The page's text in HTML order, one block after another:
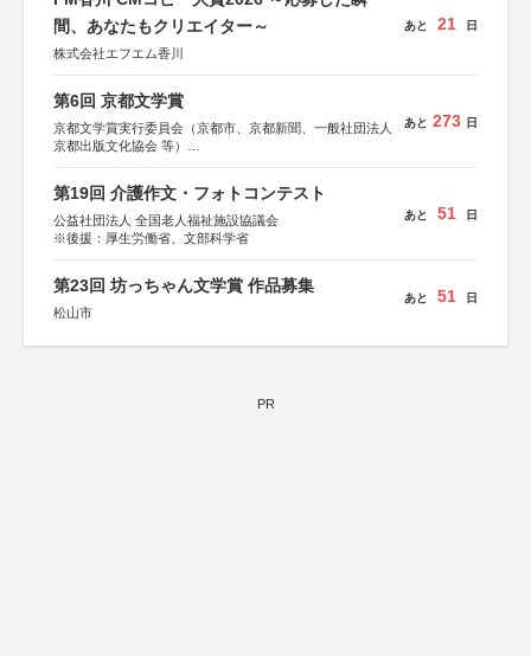
間、あなたもクリエイター～
株式会社エフエム香川
あと 21 日
第6回 京都文学賞
京都文学賞実行委員会（京都市、京都新聞、一般社団法人
京都出版文化協会 等）
集英社、小学館、祥伝社、新潮社、淡交社、ちいさいミシ
マ社、徳間書店、早川書房、PHP研究所、双葉社、文藝春
秋、ポプラ社、毎日新聞出版
あと 273 日
第19回 介護作文・フォトコンテスト
公益社団法人 全国老人福祉施設協議会
※後援：厚生労働省、文部科学省
あと 51 日
第23回 坊っちゃん文学賞 作品募集
松山市
あと 51 日
PR